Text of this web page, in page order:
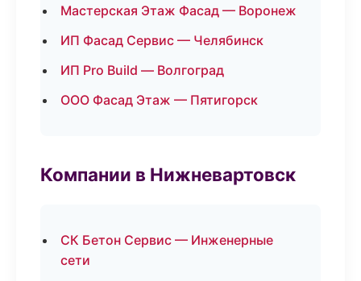
Мастерская Этаж Фасад — Воронеж
ИП Фасад Сервис — Челябинск
ИП Pro Build — Волгоград
ООО Фасад Этаж — Пятигорск
Компании в Нижневартовск
СК Бетон Сервис — Инженерные
сети